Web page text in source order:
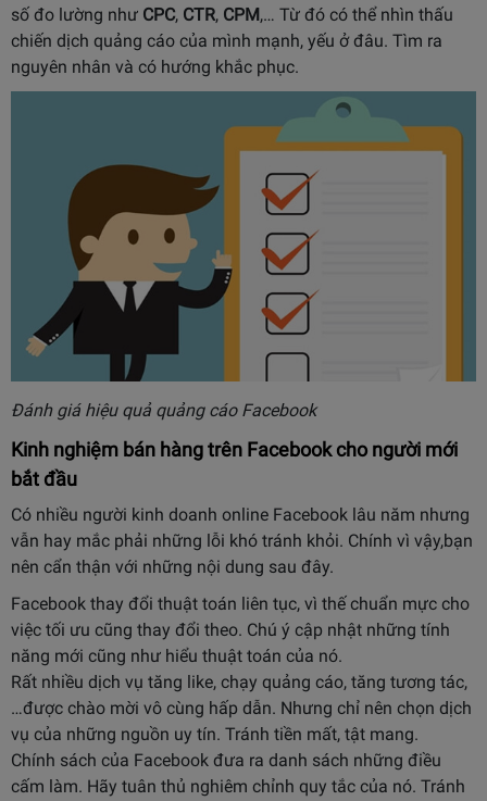
số đo lường như CPC, CTR, CPM,… Từ đó có thể nhìn thấu
chiến dịch quảng cáo của mình mạnh, yếu ở đâu. Tìm ra
nguyên nhân và có hướng khắc phục.
Đánh giá hiệu quả quảng cáo Facebook
Kinh nghiệm bán hàng trên Facebook cho người mới
bắt đầu
Có nhiều người kinh doanh online Facebook lâu năm nhưng
vẫn hay mắc phải những lỗi khó tránh khỏi. Chính vì vậy,bạn
nên cẩn thận với những nội dung sau đây.
Facebook thay đổi thuật toán liên tục, vì thế chuẩn mực cho
việc tối ưu cũng thay đổi theo. Chú ý cập nhật những tính
năng mới cũng như hiểu thuật toán của nó.
Rất nhiều dịch vụ tăng like, chạy quảng cáo, tăng tương tác,
…được chào mời vô cùng hấp dẫn. Nhưng chỉ nên chọn dịch
vụ của những nguồn uy tín. Tránh tiền mất, tật mang.
Chính sách của Facebook đưa ra danh sách những điều
cấm làm. Hãy tuân thủ nghiêm chỉnh quy tắc của nó. Tránh